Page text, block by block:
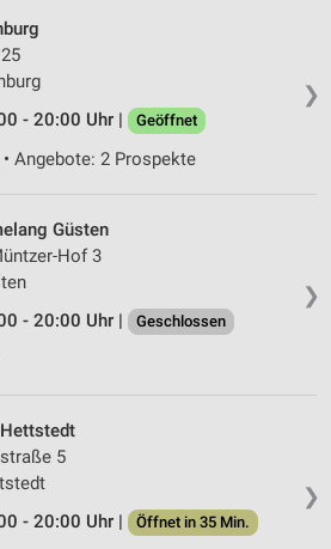
❯
- 20:00 Uhr |
Geöffnet
Angebote: 2 Prospekte
❯
Güsten
Hof 3
- 20:00 Uhr |
Geschlossen
❯
5
- 20:00 Uhr |
Öffnet in 35 Min.